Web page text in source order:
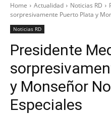
Home Actualidad Noticias RD
sorpresivamente Puerto Plata y
Noticias RD
Presidente
y Monseñor
Especiales